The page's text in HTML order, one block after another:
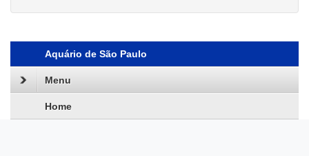
Aquário de São Paulo
Menu
Home